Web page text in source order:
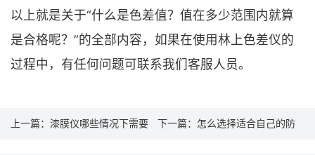
以上就是关于“什么是色差值？值在多少范围内就算
是合格呢？”的全部内容，如果在使用林上色差仪的
过程中，有任何问题可联系我们客服人员。
上一篇： 漆膜仪哪些情况下需要 下一篇： 怎么选择适合自己的防